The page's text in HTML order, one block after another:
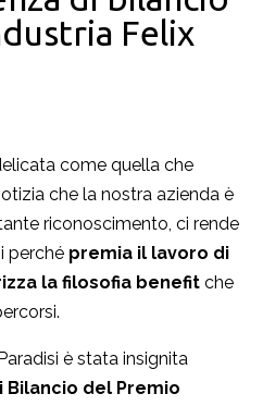
Felix
come quella che
che la nostra azienda è
riconoscimento, ci rende
perché premia il lavoro di
la filosofia benefit che
è stata insignita
Bilancio del Premio